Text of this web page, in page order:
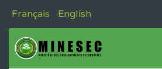
Français English